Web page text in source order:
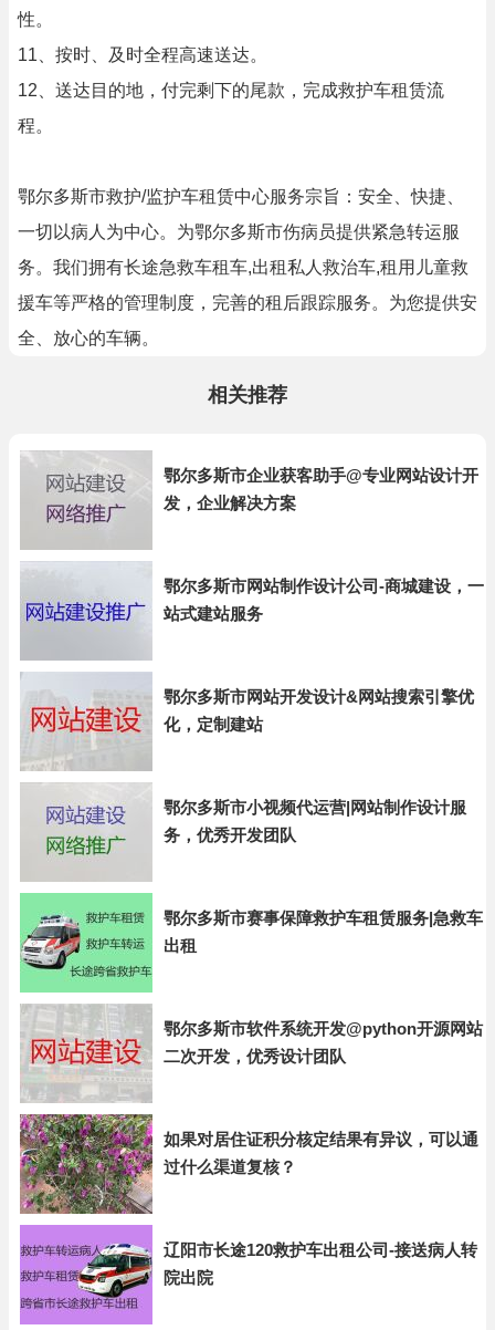
性。
11、按时、及时全程高速送达。
12、送达目的地，付完剩下的尾款，完成救护车租赁流
程。
鄂尔多斯市救护/监护车租赁中心服务宗旨：安全、快捷、
一切以病人为中心。为鄂尔多斯市伤病员提供紧急转运服
务。我们拥有长途急救车租车,出租私人救治车,租用儿童救
援车等严格的管理制度，完善的租后跟踪服务。为您提供安
全、放心的车辆。
相关推荐
鄂尔多斯市企业获客助手@专业网站设计开
发，企业解决方案
鄂尔多斯市网站制作设计公司-商城建设，一
站式建站服务
鄂尔多斯市网站开发设计&网站搜索引擎优
化，定制建站
鄂尔多斯市小视频代运营|网站制作设计服
务，优秀开发团队
鄂尔多斯市赛事保障救护车租赁服务|急救车
出租
鄂尔多斯市软件系统开发@python开源网站
二次开发，优秀设计团队
如果对居住证积分核定结果有异议，可以通
过什么渠道复核？
辽阳市长途120救护车出租公司-接送病人转
院出院